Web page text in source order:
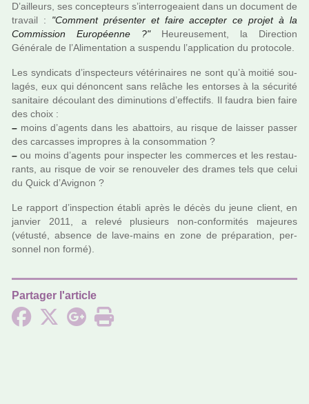
D’ailleurs, ses concep­teurs s’inter­ro­geaient dans un docu­ment de
tra­vail : "Comment pré­sen­ter et faire accep­ter ce projet à la
Commission Européenne ?"Heureusement, la Direction
Générale de l’Alimentation a sus­pendu l’appli­ca­tion du pro­to­cole.
Les syn­di­cats d’ins­pec­teurs vété­ri­nai­res ne sont qu’à moitié sou­
la­gés, eux qui dénon­cent sans relâ­che les entor­ses à la sécu­rité
sani­taire décou­lant des dimi­nu­tions d’effec­tifs. Il faudra bien faire
des choix :
– moins d’agents dans les abat­toirs, au risque de lais­ser passer
des car­cas­ses impro­pres à la consom­ma­tion ?
– ou moins d’agents pour ins­pec­ter les com­mer­ces et les res­tau­
rants, au risque de voir se renou­ve­ler des drames tels que celui
du Quick d’Avignon ?
Le rap­port d’ins­pec­tion établi après le décès du jeune client, en
jan­vier 2011, a relevé plu­sieurs non-confor­mi­tés majeu­res
(vétusté, absence de lave-mains en zone de pré­pa­ra­tion, per­
son­nel non formé).
Partager l'article